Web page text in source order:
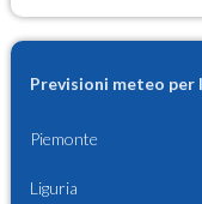
Previsioni meteo
Piemonte
Liguria